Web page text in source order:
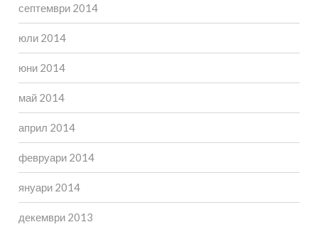
септември 2014
юли 2014
юни 2014
май 2014
април 2014
февруари 2014
януари 2014
декември 2013